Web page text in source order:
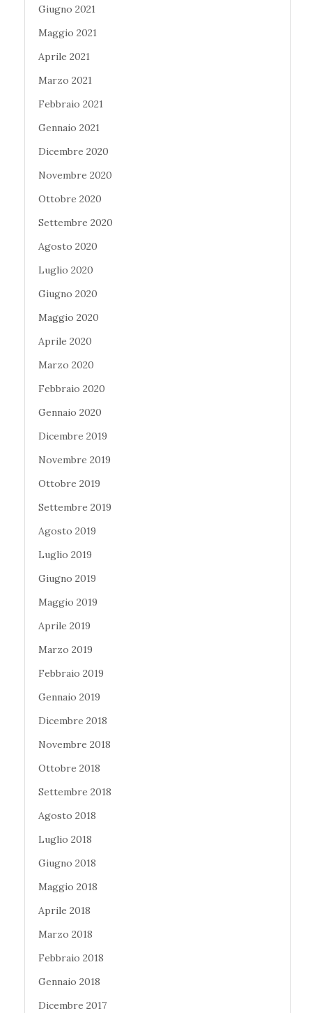
Giugno 2021
Maggio 2021
Aprile 2021
Marzo 2021
Febbraio 2021
Gennaio 2021
Dicembre 2020
Novembre 2020
Ottobre 2020
Settembre 2020
Agosto 2020
Luglio 2020
Giugno 2020
Maggio 2020
Aprile 2020
Marzo 2020
Febbraio 2020
Gennaio 2020
Dicembre 2019
Novembre 2019
Ottobre 2019
Settembre 2019
Agosto 2019
Luglio 2019
Giugno 2019
Maggio 2019
Aprile 2019
Marzo 2019
Febbraio 2019
Gennaio 2019
Dicembre 2018
Novembre 2018
Ottobre 2018
Settembre 2018
Agosto 2018
Luglio 2018
Giugno 2018
Maggio 2018
Aprile 2018
Marzo 2018
Febbraio 2018
Gennaio 2018
Dicembre 2017